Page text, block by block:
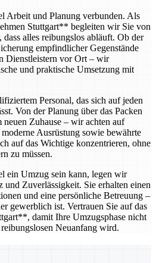
Arbeit und Planung verbunden. Als
Stuttgart** begleiten wir Sie von
alles reibungslos abläuft. Ob der
empfindlicher Gegenstände
Dienstleistern vor Ort – wir
und praktische Umsetzung mit
Personal, das sich auf jeden
Von der Planung über das Packen
Zuhause – wir achten auf
Ausrüstung sowie bewährte
auf das Wichtige konzentrieren, ohne
zu müssen.
ein Umzug sein kann, legen wir
und Zuverlässigkeit. Sie erhalten einen
und eine persönliche Betreuung –
gewerblich ist. Vertrauen Sie auf das
damit Ihre Umzugsphase nicht
Neuanfang wird.